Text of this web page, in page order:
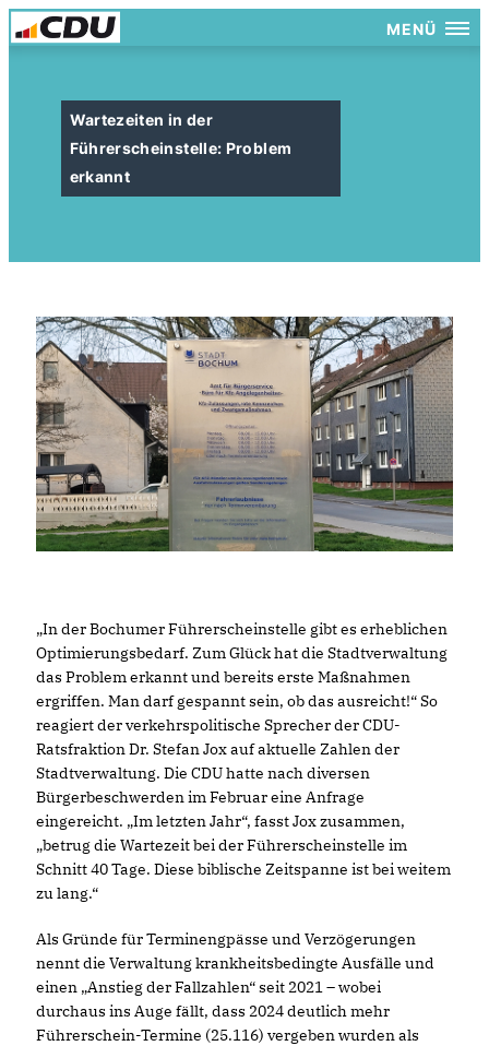
MENÜ
Wartezeiten in der
Führerscheinstelle: Problem
erkannt
In der Bochumer Führerscheinstelle gibt es erheblichen
Optimierungsbedarf. Zum Glück hat die Stadtverwaltung
das Problem erkannt und bereits erste Maßnahmen
ergriffen. Man darf gespannt sein, ob das ausreicht!“ So
reagiert der verkehrspolitische Sprecher der CDU-
Ratsfraktion Dr. Stefan Jox auf aktuelle Zahlen der
Stadtverwaltung. Die CDU hatte nach diversen
Bürgerbeschwerden im Februar eine Anfrage
eingereicht. „Im letzten Jahr“, fasst Jox zusammen,
betrug die Wartezeit bei der Führerscheinstelle im
Schnitt 40 Tage. Diese biblische Zeitspanne ist bei weitem
zu lang.“
Als Gründe für Terminengpässe und Verzögerungen
nennt die Verwaltung krankheitsbedingte Ausfälle und
einen „Anstieg der Fallzahlen“ seit 2021 – wobei
durchaus ins Auge fällt, dass 2024 deutlich mehr
Führerschein-Termine (25.116) vergeben wurden als